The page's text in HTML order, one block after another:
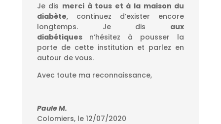
Je dis merci à tous et à la maison du
diabète, continuez d’exister encore
longtemps. Je dis aux
diabétiques n’hésitez à pousser la
porte de cette institution et parlez en
autour de vous.
Avec toute ma reconnaissance,
Paule M.
Colomiers, le 12/07/2020